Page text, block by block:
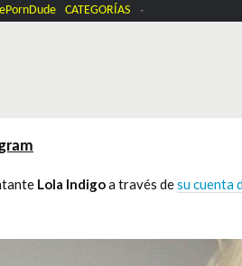
CATEGORÍAS
Lola Indigoa través desu cuenta